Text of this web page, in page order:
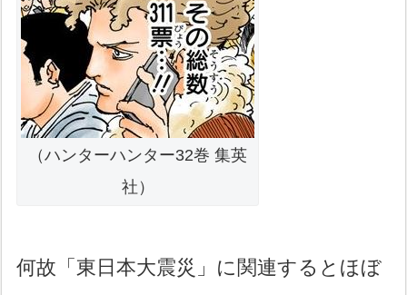
（ハンターハンター32巻 集英
社）
何故「東日本大震災」に関連するとほぼ